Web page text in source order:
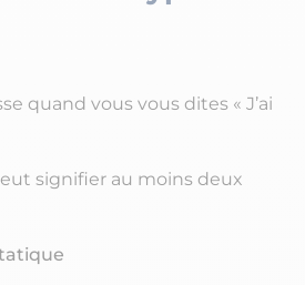
quand vous vous dites « J’ai
signifier au moins deux